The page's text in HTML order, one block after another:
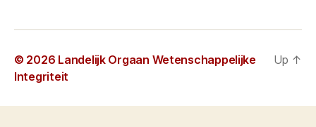
© 2026 Landelijk Orgaan Wetenschappelijke
Integriteit
Up ↑